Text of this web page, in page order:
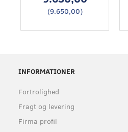
(9.650,00)
INFORMATIONER
Fortrolighed
Fragt og levering
Firma profil